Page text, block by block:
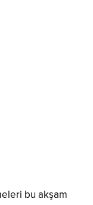
bu akşam